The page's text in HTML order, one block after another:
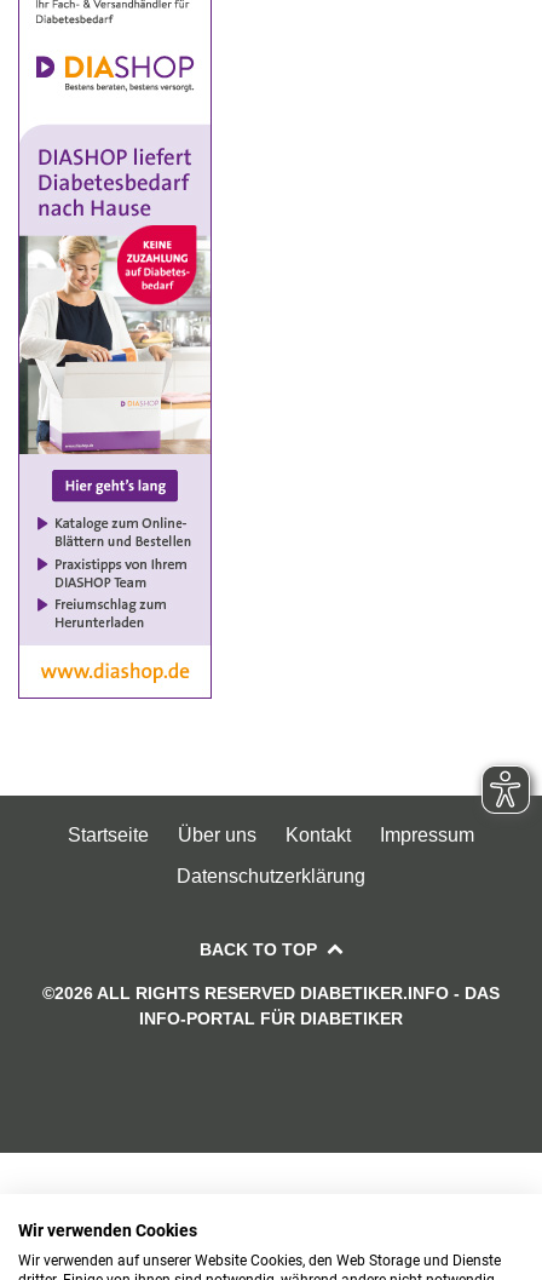
Startseite Über uns Kontakt
Impressum
Datenschutzerklärung
BACK TO TOP
©2026 ALL RIGHTS RESERVED DIABETIKER.INFO - DAS
INFO-PORTAL FÜR DIABETIKER
Wir verwenden Cookies
Wir verwenden auf unserer Website Cookies, den Web Storage und Dienste